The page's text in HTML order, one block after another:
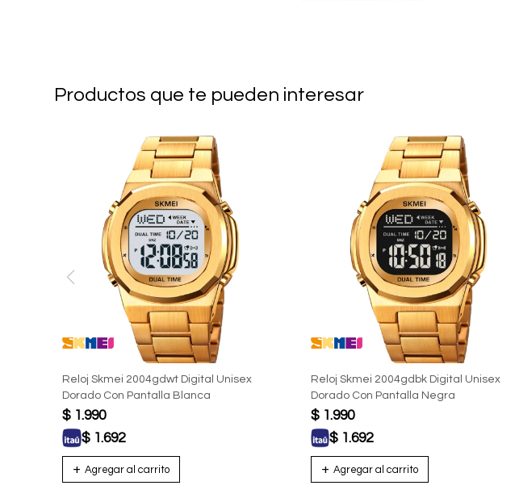
Productos que te pueden interesar
Reloj Skmei 2004gdwt Digital Unisex
Dorado Con Pantalla Blanca
$ 1.990
$ 1.692
Reloj Skmei 2004gdbk Digital Unisex
Dorado Con Pantalla Negra
$ 1.990
$ 1.692